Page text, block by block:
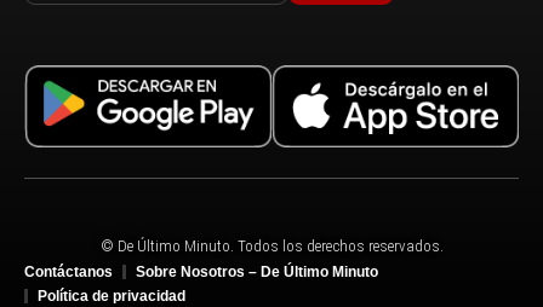
© De Último Minuto. Todos los derechos reservados.
Contáctanos
Sobre Nosotros – De Último Minuto
Política de privacidad